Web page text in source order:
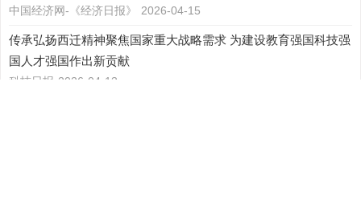
中国经济网-《经济日报》 2026-04-15
传承弘扬西迁精神聚焦国家重大战略需求 为建设教育强国科技强
国人才强国作出新贡献
科技日报 2026-04-13